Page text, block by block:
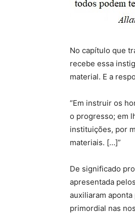
No capítulo que
recebe essa
material. E a
“Em instruir os
o progresso; em
instituições, por
materiais. […]”
De significado
apresentada
auxiliaram
primordial nas